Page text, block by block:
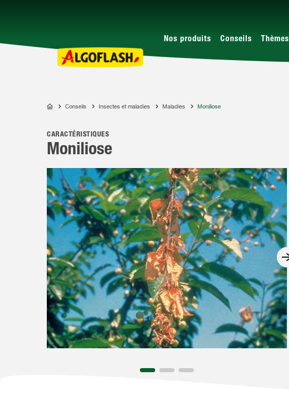
Nos produits Conseils Thèmes
ALGOFLASH
Conseils Insectes et maladies Maladies Moniliose
CARACTÉRISTIQUES
Moniliose